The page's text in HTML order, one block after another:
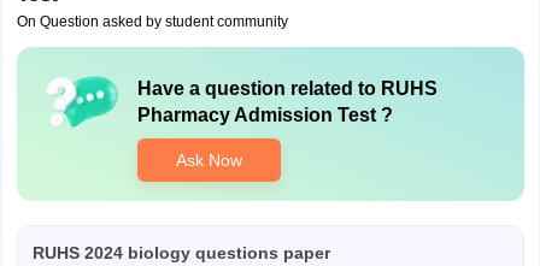
On Question asked by student community
Have a question related to RUHS
Pharmacy Admission Test?
Ask Now
RUHS 2024 biology questions paper